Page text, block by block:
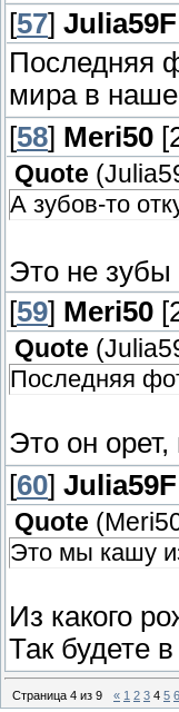
[57] Julia59F
Последняя
мира в
[58] Meri50
Quote (
А зубов-то
Это не зубы
[59] Meri50
Quote (
Последняя
Это он орет,
[60] Julia59F
Quote (
Это мы кашу
Из какого
Так будете
Страница 4 из 9 « 1 2 3 4 5 6